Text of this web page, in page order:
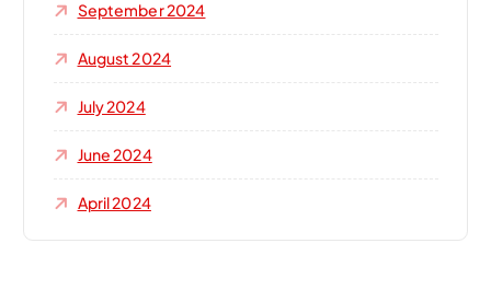
September 2024
August 2024
July 2024
June 2024
April 2024